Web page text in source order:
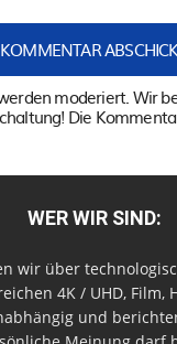
moderiert. Wir
Die
WER WIR SIND:
wir über
4K / UHD, Film,
und